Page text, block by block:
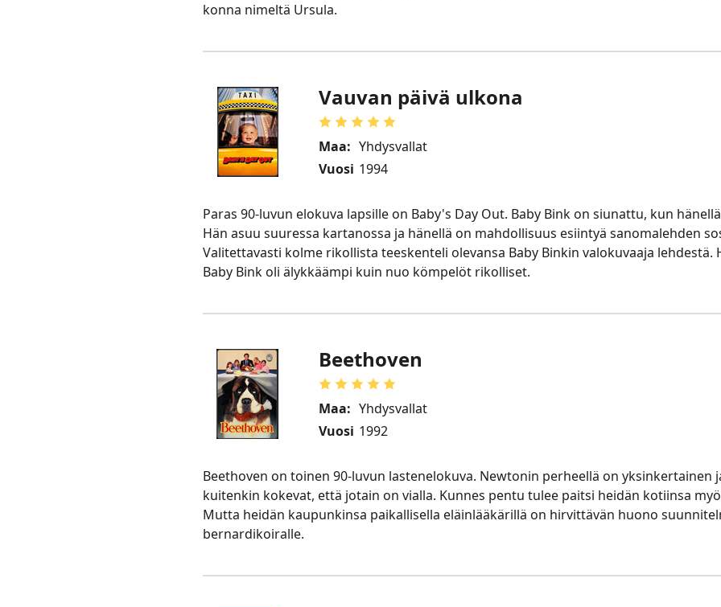
konna nimeltä Ursula.
Vauvan päivä ulkona
Maa: Yhdysvallat
Vuosi 1994
Paras 90-luvun elokuva lapsille on Baby's Day Out. Baby Bink on siunattu, kun
Hän asuu suuressa kartanossa ja hänellä on mahdollisuus esiintyä sanomalehden
Valitettavasti kolme rikollista teeskenteli olevansa Baby Binkin valokuvaaja lehdestä.
Baby Bink oli älykkäämpi kuin nuo kömpelöt rikolliset.
Beethoven
Maa: Yhdysvallat
Vuosi 1992
Beethoven on toinen 90-luvun lastenelokuva. Newtonin perheellä on yksinkertainen
kuitenkin kokevat, että jotain on vialla. Kunnes pentu tulee paitsi heidän kotiinsa
Mutta heidän kaupunkinsa paikallisella eläinlääkärillä on hirvittävän huono
bernardikoiralle.